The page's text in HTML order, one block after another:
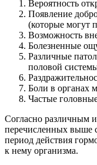
Вероятность
Появление
(которые могут
Возможность
Болезненные
Различные
половой
Боли в органах
Частые
Согласно различным
перечисленных выше
период действия
к нему организма.